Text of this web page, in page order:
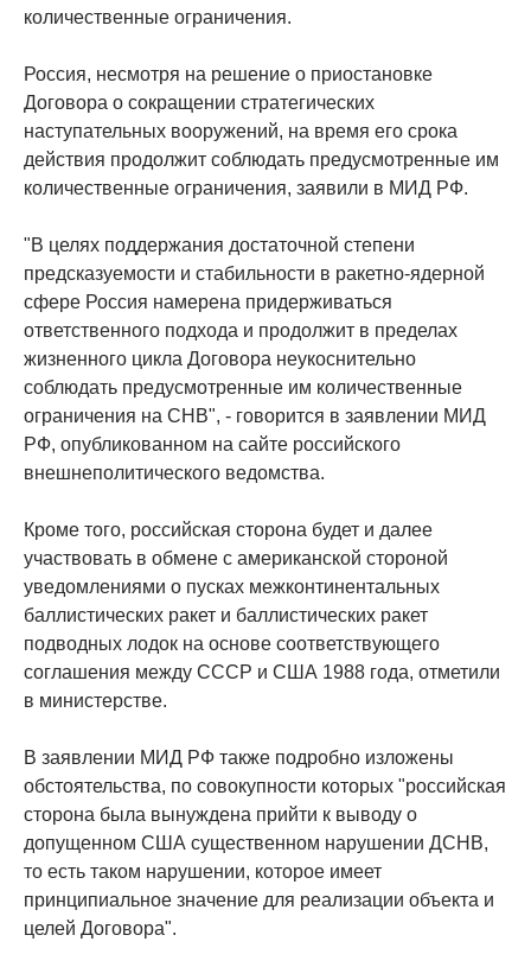
количественные ограничения.
Россия, несмотря на решение о приостановке
Договора о сокращении стратегических
наступательных вооружений, на время его срока
действия продолжит соблюдать предусмотренные им
количественные ограничения, заявили в МИД РФ.
"В целях поддержания достаточной степени
предсказуемости и стабильности в ракетно-ядерной
сфере Россия намерена придерживаться
ответственного подхода и продолжит в пределах
жизненного цикла Договора неукоснительно
соблюдать предусмотренные им количественные
ограничения на СНВ", - говорится в заявлении МИД
РФ, опубликованном на сайте российского
внешнеполитического ведомства.
Кроме того, российская сторона будет и далее
участвовать в обмене с американской стороной
уведомлениями о пусках межконтинентальных
баллистических ракет и баллистических ракет
подводных лодок на основе соответствующего
соглашения между СССР и США 1988 года, отметили
в министерстве.
В заявлении МИД РФ также подробно изложены
обстоятельства, по совокупности которых "российская
сторона была вынуждена прийти к выводу о
допущенном США существенном нарушении ДСНВ,
то есть таком нарушении, которое имеет
принципиальное значение для реализации объекта и
целей Договора".